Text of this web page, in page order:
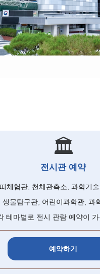
🏛️
전시관 예약
체험관, 천체관측소, 과학기
생물탐구관, 어린이과학관, 과
테마별로 전시 관람 예약이 가
예약하기